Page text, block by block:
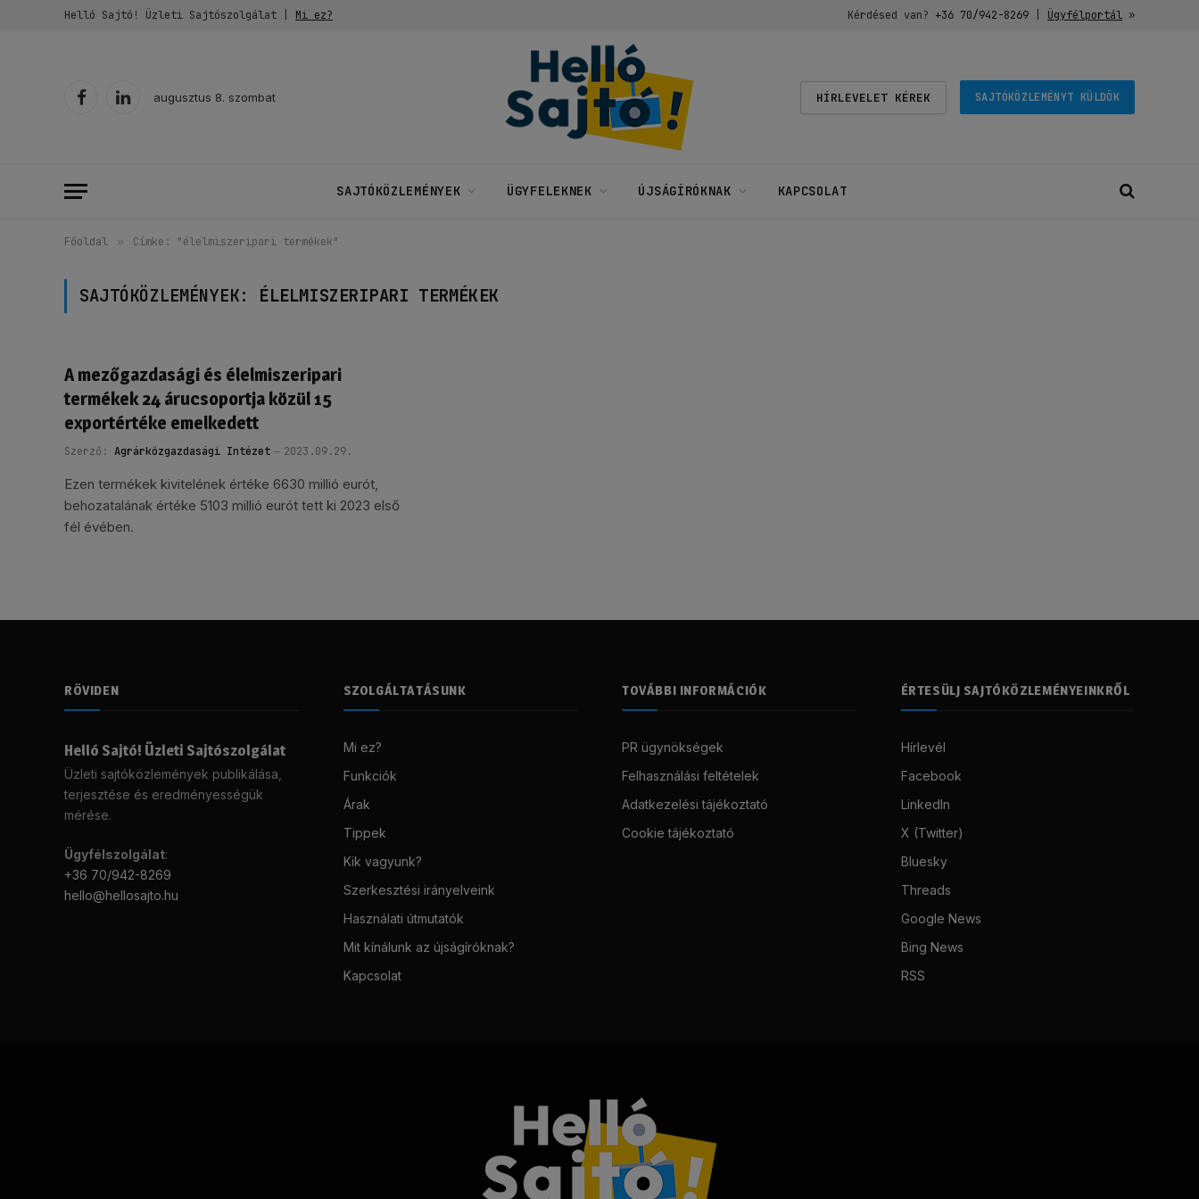
Helló Sajtó! Üzleti Sajtószolgálat | Mi ez? Kérdésed van? +36 70/942-8269| Ügyfélportál»
FacebookLinkedIn
augusztus 8. szombat HÍRLEVELET KÉREK SAJTÓKÖZLEMÉNYT KÜLDÖK
SAJTÓKÖZLEMÉNYEK ÜGYFELEKNEK ÚJSÁGÍRÓKNAK KAPCSOLAT
Főoldal » Címke: "élelmiszeripari termékek"
SAJTÓKÖZLEMÉNYEK: ÉLELMISZERIPARI TERMÉKEK
A mezőgazdasági és élelmiszeripari
termékek 24 árucsoportja közül 15
exportértéke emelkedett
Szerző: Agrárközgazdasági Intézet 2023.09.29.
Ezen termékek kivitelének értéke 6630 millió eurót,
behozatalának értéke 5103 millió eurót tett ki 2023 első
fél évében.
RÖVIDEN
Helló Sajtó! Üzleti Sajtószolgálat
Üzleti sajtóközlemények publikálása,
terjesztése és eredményességük
mérése.
Ügyfélszolgálat:
+36 70/942-8269
hello@hellosajto.hu
SZOLGÁLTATÁSUNK
Mi ez?
Funkciók
Árak
Tippek
Kik vagyunk?
Szerkesztési irányelveink
Használati útmutatók
Mit kínálunk az újságíróknak?
Kapcsolat
TOVÁBBI INFORMÁCIÓK
PR ügynökségek
Felhasználási feltételek
Adatkezelési tájékoztató
Cookie tájékoztató
ÉRTESÜLJ SAJTÓKÖZLEMÉNYEINKRŐL
Hírlevél
Facebook
LinkedIn
X (Twitter)
Bluesky
Threads
Google News
Bing News
RSS